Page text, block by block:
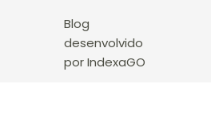
Blog
desenvolvido
por IndexaGO